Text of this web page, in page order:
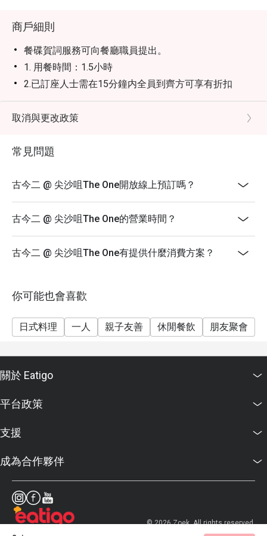
商戶細則
餐碟賀詞服務可向餐廳職員提出。
1. 用餐時間：1.5小時
2.已訂座人士需在15分鐘内全員到齊方可享有折扣
3. 折扣適用於單點食品，並不包括套餐和酒精飲品，不
可與餐廳其他推廣優惠同時使用
惠
7.此優惠不可與其他折扣及優惠同時使用
9. 客人必須出示預定證明方可使用折扣
座頁面以供同事記錄及認證
取消與更改政策
常見問題
古今二 @ 尖沙咀The One開放線上預訂嗎？
古今二 @ 尖沙咀The One的營業時間？
古今二 @ 尖沙咀The One有提供什麼消費方案？
你可能也會喜歡
日式料理 一人 親子友善 休閒餐飲 朋友聚會
關於 Eatigo
平台政策
支援
成為合作夥伴
© 2026 Zoek. All rights reserved.